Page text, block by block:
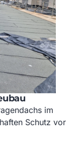
im
Schutz vor